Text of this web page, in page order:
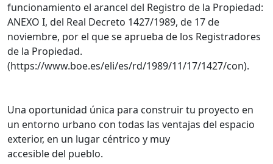
funcionamiento el arancel del Registro de la Propiedad:
ANEXO I, del Real Decreto 1427/1989, de 17 de
noviembre, por el que se aprueba de los Registradores
de la Propiedad.
(https://www.boe.es/eli/es/rd/1989/11/17/1427/con).
Una oportunidad única para construir tu proyecto en
un entorno urbano con todas las ventajas del espacio
exterior, en un lugar céntrico y muy
accesible del pueblo.